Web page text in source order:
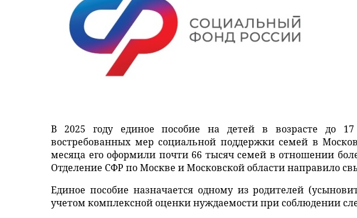
В 2025 году единое пособие на детей в возрасте до
востребованных мер социальной поддержки семей в
месяца его оформили почти 66 тысяч семей в отношении
Отделение СФР по Москве и Московской области направило
Единое пособие назначается одному из родителей
учетом комплексной оценки нуждаемости при соблюдении